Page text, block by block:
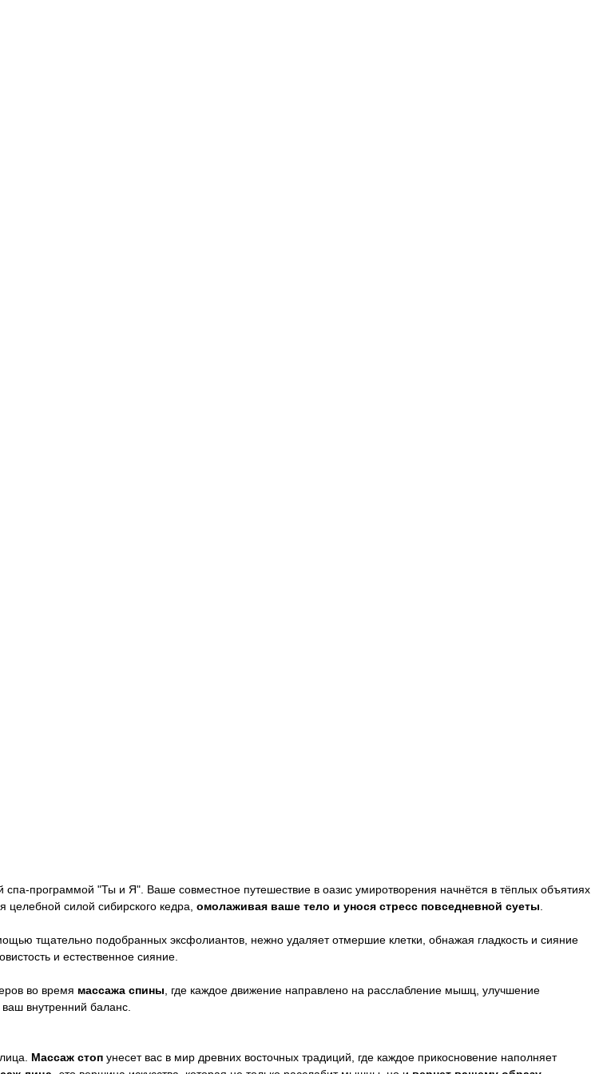
спа-программой "Ты и Я". Ваше совместное путешествие в оазис умиротворения начнётся в тёплых объятиях
силой сибирского кедра, омолаживая ваше тело и унося стресс повседневной суеты
тщательно подобранных эксфолиантов, нежно удаляет отмершие клетки, обнажая гладкость и сияние
и естественное сияние.
во время массажа спины , где каждое движение направлено на расслабление мышц, улучшение
внутренний баланс.
Массаж стоп унесет вас в мир древних восточных традиций, где каждое прикосновение наполняет